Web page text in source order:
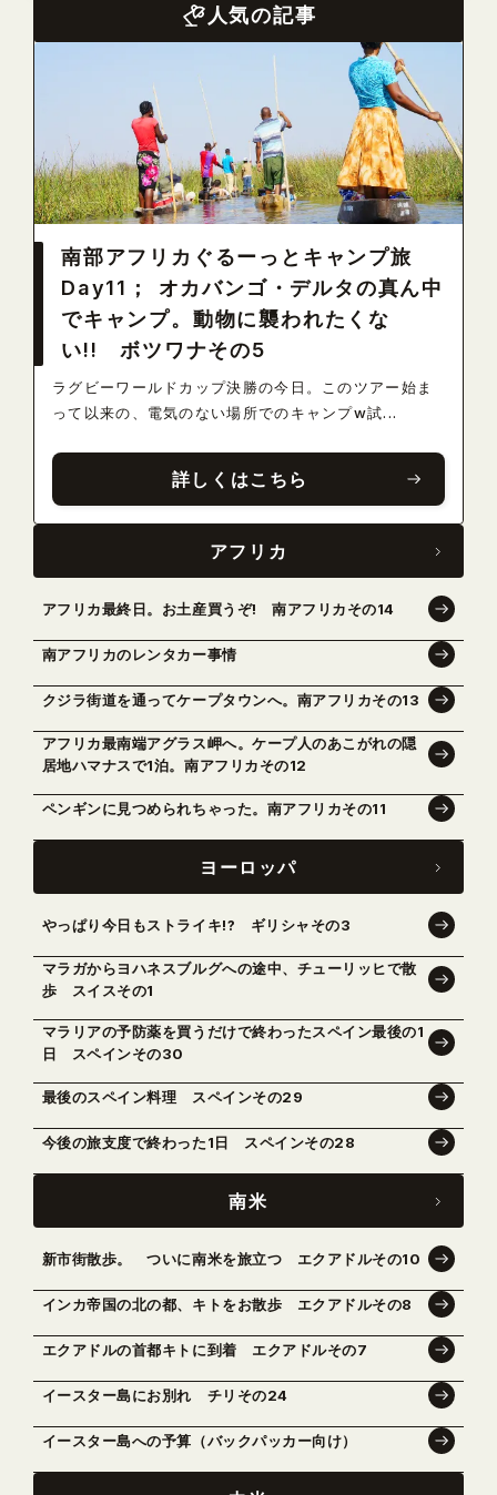
人気の記事
南部アフリカぐるーっとキャンプ旅
Day11； オカバンゴ・デルタの真ん中
でキャンプ。動物に襲われたくな
い!! ボツワナその5
ラグビーワールドカップ決勝の今日。このツアー始ま
って以来の、電気のない場所でのキャンプw試...
詳しくはこちら
アフリカ
アフリカ最終日。お土産買うぞ! 南アフリカその14
南アフリカのレンタカー事情
クジラ街道を通ってケープタウンへ。南アフリカその13
アフリカ最南端アグラス岬へ。ケープ人のあこがれの隠
居地ハマナスで1泊。南アフリカその12
ペンギンに見つめられちゃった。南アフリカその11
ヨーロッパ
やっぱり今日もストライキ!? ギリシャその3
マラガからヨハネスブルグへの途中、チューリッヒで散
歩 スイスその1
マラリアの予防薬を買うだけで終わったスペイン最後の1
日 スペインその30
最後のスペイン料理 スペインその29
今後の旅支度で終わった1日 スペインその28
南米
新市街散歩。 ついに南米を旅立つ エクアドルその10
インカ帝国の北の都、キトをお散歩 エクアドルその8
エクアドルの首都キトに到着 エクアドルその7
イースター島にお別れ チリその24
イースター島への予算（バックパッカー向け）